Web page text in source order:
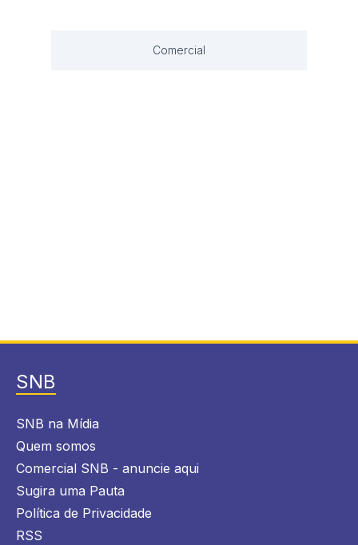
Comercial
SNB
SNB na Mídia
Quem somos
Comercial SNB - anuncie aqui
Sugira uma Pauta
Política de Privacidade
RSS